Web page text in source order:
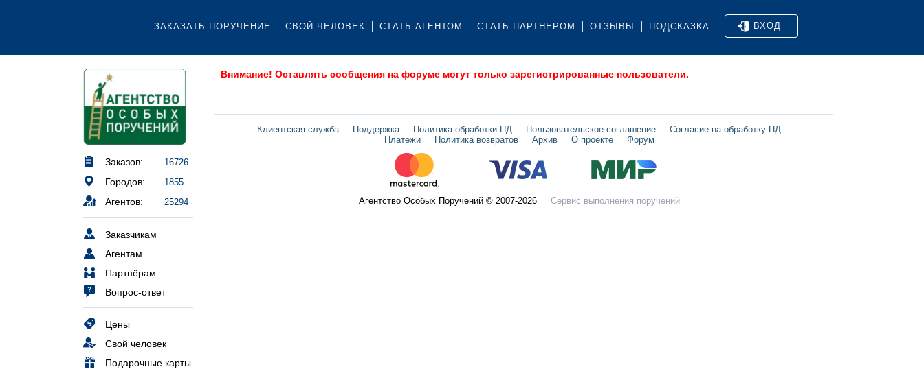
ЗАКАЗАТЬ ПОРУЧЕНИЕ СВОЙ ЧЕЛОВЕК СТАТЬ АГЕНТОМ СТАТЬ ПАРТНЕРОМ ОТЗЫВЫ ПОДСКАЗКА ВХОД
Заказов: 16726
Городов: 1855
Агентов: 25294
Заказчикам
Агентам
Партнёрам
Вопрос-ответ
Цены
Свой человек
Подарочные карты
Внимание! Оставлять сообщения на форуме могут только зарегистрированные пользователи.
Клиентская служба Поддержка Политика обработки ПД Пользовательское соглашение
Согласие на обработку ПД
Платежи
Политика возвратов Архив О проекте Форум
Агентство Особых Поручений © 2007-2026 Сервис выполнения поручений